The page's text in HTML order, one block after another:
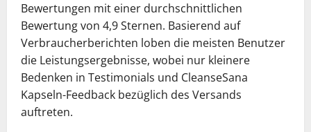
Bewertungen mit einer durchschnittlichen
Bewertung von 4,9 Sternen. Basierend auf
Verbraucherberichten loben die meisten Benutzer
die Leistungsergebnisse, wobei nur kleinere
Bedenken in Testimonials und CleanseSana
Kapseln-Feedback bezüglich des Versands
auftreten.